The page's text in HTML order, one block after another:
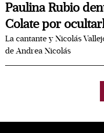
Paulina Rubio
Colate por
La cantante y Nicolás
de Andrea Nicolás